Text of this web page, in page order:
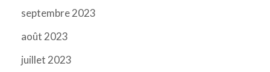
septembre 2023
août 2023
juillet 2023